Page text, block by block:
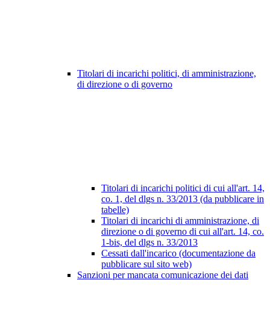
Titolari di incarichi politici, di amministrazione,
di direzione o di governo
Titolari di incarichi politici di cui all'art. 14,
co. 1, del dlgs n. 33/2013 (da pubblicare in
tabelle)
Titolari di incarichi di amministrazione, di
direzione o di governo di cui all'art. 14, co.
1-bis, del dlgs n. 33/2013
Cessati dall'incarico (documentazione da
pubblicare sul sito web)
Sanzioni per mancata comunicazione dei dati